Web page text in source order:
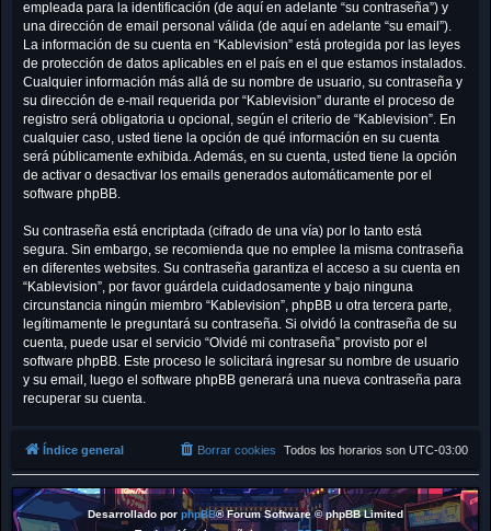
empleada para la identificación (de aquí en adelante “su contraseña”) y
una dirección de email personal válida (de aquí en adelante “su email”).
La información de su cuenta en “Kablevision” está protegida por las leyes
de protección de datos aplicables en el país en el que estamos instalados.
Cualquier información más allá de su nombre de usuario, su contraseña y
su dirección de e-mail requerida por “Kablevision” durante el proceso de
registro será obligatoria u opcional, según el criterio de “Kablevision”. En
cualquier caso, usted tiene la opción de qué información en su cuenta
será públicamente exhibida. Además, en su cuenta, usted tiene la opción
de activar o desactivar los emails generados automáticamente por el
software phpBB.
Su contraseña está encriptada (cifrado de una vía) por lo tanto está
segura. Sin embargo, se recomienda que no emplee la misma contraseña
en diferentes websites. Su contraseña garantiza el acceso a su cuenta en
“Kablevision”, por favor guárdela cuidadosamente y bajo ninguna
circunstancia ningún miembro “Kablevision”, phpBB u otra tercera parte,
legítimamente le preguntará su contraseña. Si olvidó la contraseña de su
cuenta, puede usar el servicio “Olvidé mi contraseña” provisto por el
software phpBB. Este proceso le solicitará ingresar su nombre de usuario
y su email, luego el software phpBB generará una nueva contraseña para
recuperar su cuenta.
Índice general Todos los horarios son UTC-03:00
Borrar cookies
Desarrollado porphpBB® Forum Software © phpBB Limited